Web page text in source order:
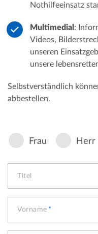
Nothilfeeinsatz
Multimedial :
Videos,
unseren
unsere
Selbstverständlich
abbestellen.
Anrede
Frau Herr
Titel
Vorname